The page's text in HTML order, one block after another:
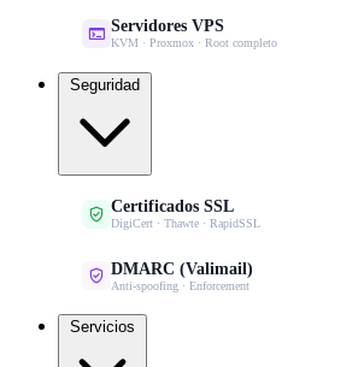
 Servidores VPS
KVM · Proxmox · Root completo
Seguridad
 Certificados SSL
DigiCert · Thawte · RapidSSL
 DMARC (Valimail)
Anti-spoofing · Enforcement
Servicios